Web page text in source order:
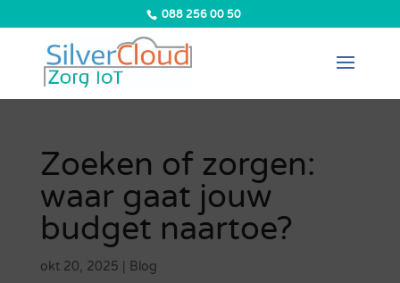
088 256 00 50
Zoeken of zorgen:
waar gaat jouw
budget naartoe?
okt 20, 2025 Blog